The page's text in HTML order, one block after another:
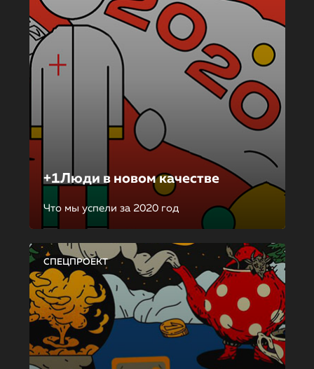
+1Люди в новом качестве
Что мы успели за 2020 год
СПЕЦПРОЕКТ